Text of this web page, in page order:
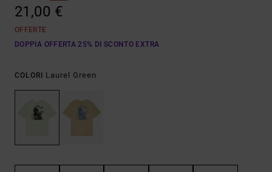
21,00 €
OFFERTE
DOPPIA OFFERTA 25% DI SCONTO EXTRA
COLORI Laurel Green